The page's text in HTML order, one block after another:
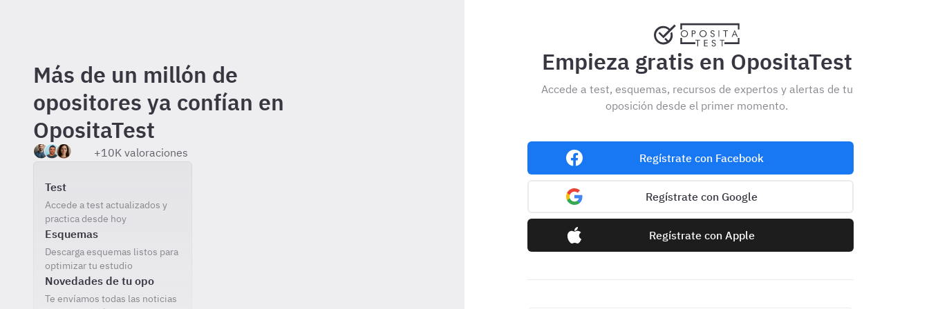
Empieza gratis en OpositaTest
Accede a test, esquemas, recursos de expertos y alertas de tu
oposición desde el primer momento.
Regístrate con Facebook
Regístrate con Google
Regístrate con Apple
Más de un millón de
opositores ya confían en
OpositaTest
+10K valoraciones
Incluido gratis al registrarte
Test
Accede a test actualizados y
practica desde hoy
Esquemas
Descarga esquemas listos para
optimizar tu estudio
Novedades de tu opo
Te envíamos todas las noticias